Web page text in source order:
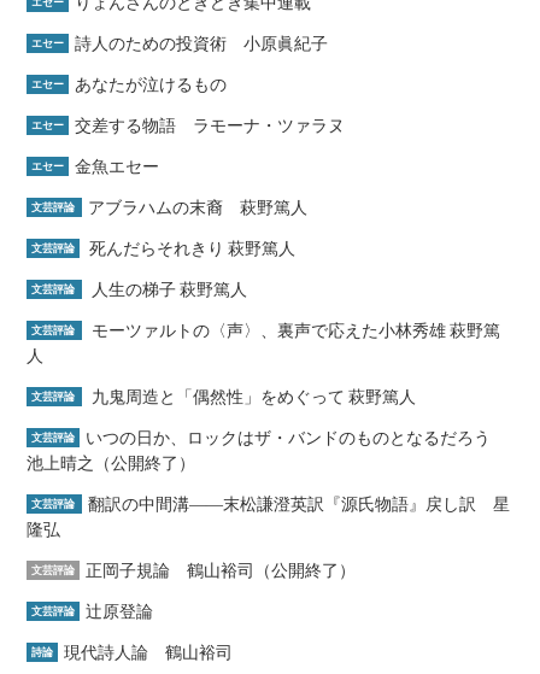
エセー 詩人のための投資術 小原眞紀子
エセー あなたが泣けるもの
エセー 交差する物語 ラモーナ・ツァラヌ
エセー 金魚エセー
文芸評論 アブラハムの末裔 萩野篤人
文芸評論 死んだらそれきり 萩野篤人
文芸評論 人生の梯子 萩野篤人
文芸評論
モーツァルトの〈声〉、裏声で応えた小林秀雄 萩野篤
人
文芸評論 九鬼周造と「偶然性」をめぐって 萩野篤人
文芸評論
いつの日か、ロックはザ・バンドのものとなるだろう
池上晴之（公開終了）
文芸評論
翻訳の中間溝――末松謙澄英訳『源氏物語』戻し訳 星
隆弘
文芸評論 正岡子規論 鶴山裕司（公開終了）
文芸評論 辻原登論
詩論 現代詩人論 鶴山裕司